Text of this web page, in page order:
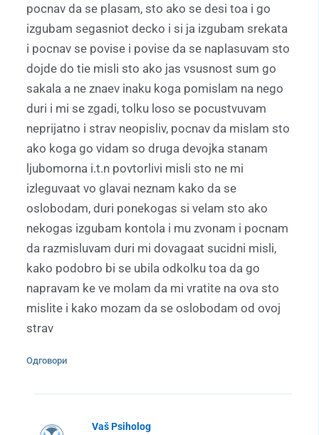
pocnav da se plasam, sto ako se desi toa i go
izgubam segasniot decko i si ja izgubam srekata
i pocnav se povise i povise da se naplasuvam sto
dojde do tie misli sto ako jas vsusnost sum go
sakala a ne znaev inaku koga pomislam na nego
duri i mi se zgadi, tolku loso se pocustvuvam
neprijatno i strav neopisliv, pocnav da mislam sto
ako koga go vidam so druga devojka stanam
ljubomorna i.t.n povtorlivi misli sto ne mi
izleguvaat vo glavai neznam kako da se
oslobodam, duri ponekogas si velam sto ako
nekogas izgubam kontola i mu zvonam i pocnam
da razmisluvam duri mi dovagaat sucidni misli,
kako podobro bi se ubila odkolku toa da go
napravam ke ve molam da mi vratite na ova sto
mislite i kako mozam da se oslobodam od ovoj
strav
Одговори
Vaš Psiholog